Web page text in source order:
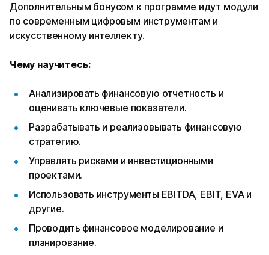
Дополнительным бонусом к программе идут модули
по современным цифровым инструментам и
искусственному интеллекту.
Чему научитесь:
Анализировать финансовую отчетность и
оценивать ключевые показатели.
Разрабатывать и реализовывать финансовую
стратегию.
Управлять рисками и инвестиционными
проектами.
Использовать инструменты EBITDA, EBIT, EVA и
другие.
Проводить финансовое моделирование и
планирование.